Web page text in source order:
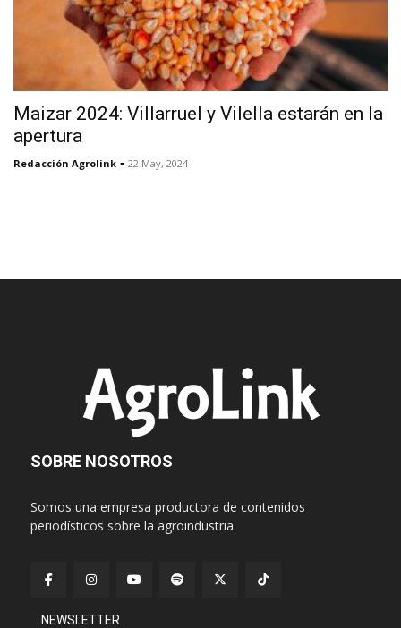
Maizar 2024: Villarruel y Vilella estarán en la
apertura
Redacción Agrolink - 22 May, 2024
SOBRE NOSOTROS
Somos una empresa productora de contenidos
periodísticos sobre la agroindustria.
NEWSLETTER